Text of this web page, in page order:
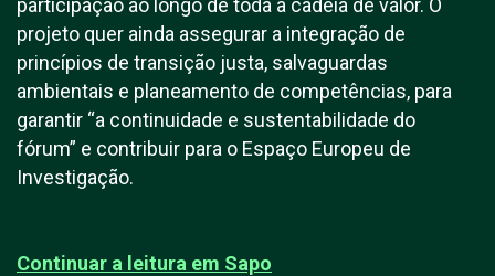
participação ao longo de toda a cadeia de valor. O
projeto quer ainda assegurar a integração de
princípios de transição justa, salvaguardas
ambientais e planeamento de competências, para
garantir “a continuidade e sustentabilidade do
fórum” e contribuir para o Espaço Europeu de
Investigação.
Continuar a leitura em Sapo